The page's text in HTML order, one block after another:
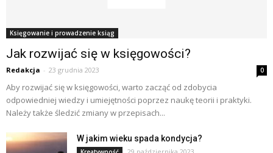
Księgowanie i prowadzenie ksiąg
Jak rozwijać się w księgowości?
Redakcja - 23 grudnia 2023 0
Aby rozwijać się w księgowości, warto zacząć od zdobycia
odpowiedniej wiedzy i umiejętności poprzez naukę teorii i praktyki.
Należy także śledzić zmiany w przepisach...
W jakim wieku spada kondycja?